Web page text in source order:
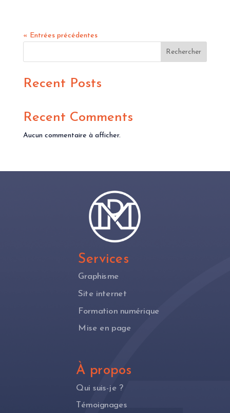
« Entrées précédentes
Rechercher
Recent Posts
Recent Comments
Aucun commentaire à afficher.
Services
Graphisme
Site internet
Formation numérique
Mise en page
À propos
Qui suis-je ?
Témoignages